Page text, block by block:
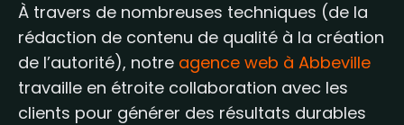
À travers de nombreuses techniques (de la
rédaction de contenu de qualité à la création
de l’autorité), notre agence web à Abbeville
travaille en étroite collaboration avec les
clients pour générer des résultats durables